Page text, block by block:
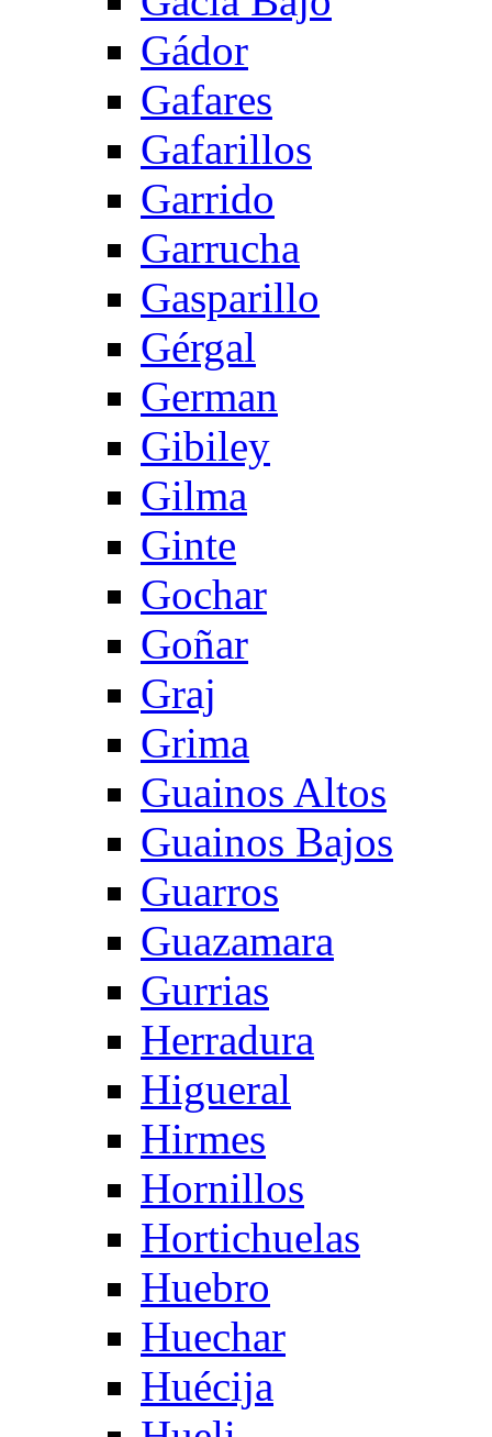
Gádor
Gafares
Gafarillos
Garrido
Garrucha
Gasparillo
Gérgal
German
Gibiley
Gilma
Ginte
Gochar
Goñar
Graj
Grima
Guainos Altos
Guainos Bajos
Guarros
Guazamara
Gurrias
Herradura
Higueral
Hirmes
Hornillos
Hortichuelas
Huebro
Huechar
Huécija